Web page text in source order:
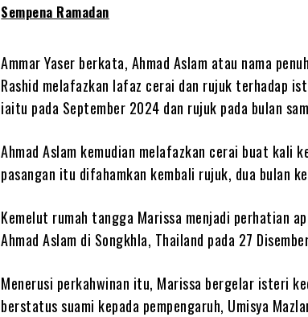
Sempena Ramadan
Ammar Yaser berkata, Ahmad Aslam atau nama
Rashid melafazkan lafaz cerai dan rujuk terhadap
iaitu pada September 2024 dan rujuk pada bulan
Ahmad Aslam kemudian melafazkan cerai buat kali
pasangan itu difahamkan kembali rujuk, dua bulan
Kemelut rumah tangga Marissa menjadi perhatian
Ahmad Aslam di Songkhla, Thailand pada 27
Menerusi perkahwinan itu, Marissa bergelar isteri
berstatus suami kepada pempengaruh, Umisya